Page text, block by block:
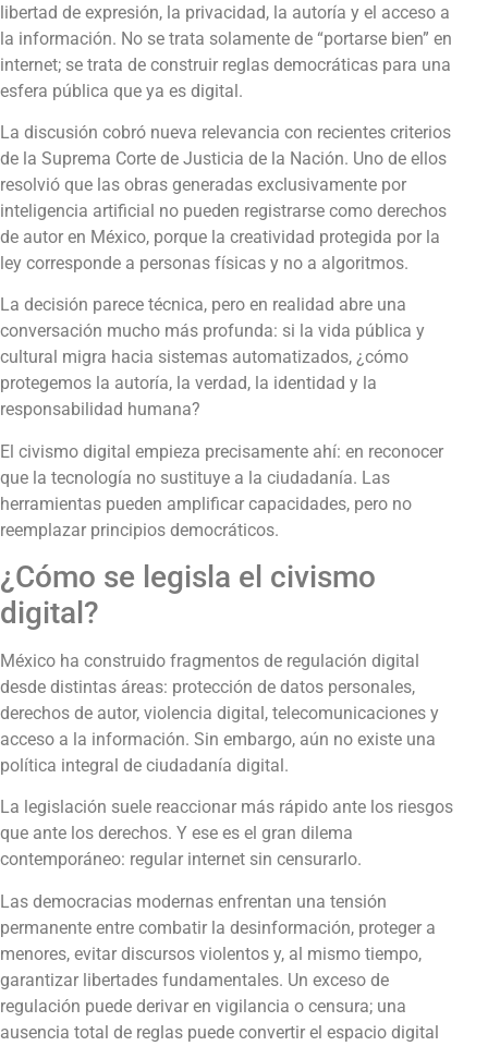
libertad de expresión, la privacidad, la autoría y el acceso a
la información. No se trata solamente de “portarse bien” en
internet; se trata de construir reglas democráticas para una
esfera pública que ya es digital.
La discusión cobró nueva relevancia con recientes criterios
de la Suprema Corte de Justicia de la Nación. Uno de ellos
resolvió que las obras generadas exclusivamente por
inteligencia artificial no pueden registrarse como derechos
de autor en México, porque la creatividad protegida por la
ley corresponde a personas físicas y no a algoritmos.
La decisión parece técnica, pero en realidad abre una
conversación mucho más profunda: si la vida pública y
cultural migra hacia sistemas automatizados, ¿cómo
protegemos la autoría, la verdad, la identidad y la
responsabilidad humana?
El civismo digital empieza precisamente ahí: en reconocer
que la tecnología no sustituye a la ciudadanía. Las
herramientas pueden amplificar capacidades, pero no
reemplazar principios democráticos.
¿Cómo se legisla el civismo
digital?
México ha construido fragmentos de regulación digital
desde distintas áreas: protección de datos personales,
derechos de autor, violencia digital, telecomunicaciones y
acceso a la información. Sin embargo, aún no existe una
política integral de ciudadanía digital.
La legislación suele reaccionar más rápido ante los riesgos
que ante los derechos. Y ese es el gran dilema
contemporáneo: regular internet sin censurarlo.
Las democracias modernas enfrentan una tensión
permanente entre combatir la desinformación, proteger a
menores, evitar discursos violentos y, al mismo tiempo,
garantizar libertades fundamentales. Un exceso de
regulación puede derivar en vigilancia o censura; una
ausencia total de reglas puede convertir el espacio digital